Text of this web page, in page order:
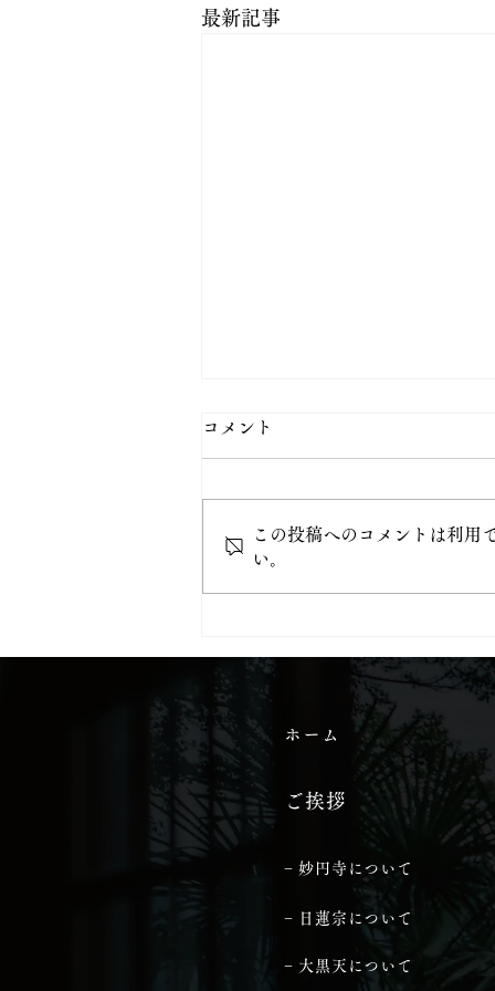
最新記事
コメント
この投稿へのコメントは利用
い。
ホーム
ご挨拶
− 妙円寺について
− 日蓮宗について
− 大黒天について